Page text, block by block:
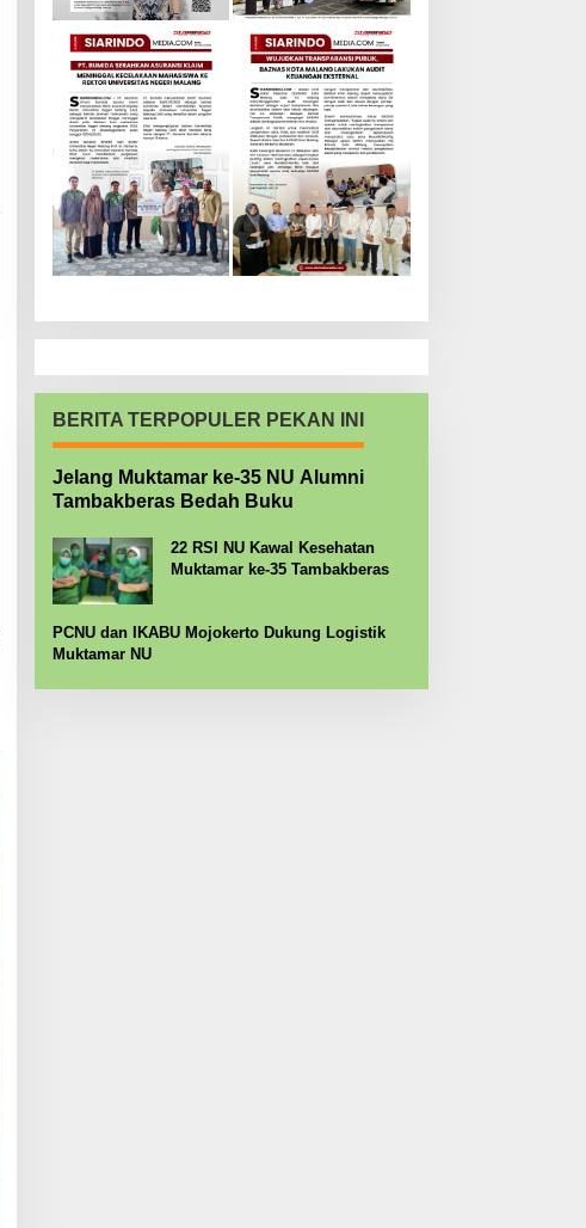
BERITA TERPOPULER PEKAN INI
Jelang Muktamar ke-35 NU Alumni
Tambakberas Bedah Buku
22 RSI NU Kawal Kesehatan
Muktamar ke-35 Tambakberas
PCNU dan IKABU Mojokerto Dukung Logistik
Muktamar NU